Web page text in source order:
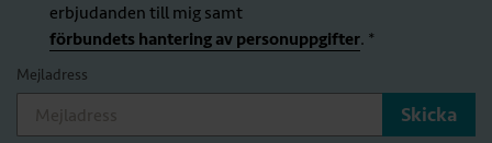
erbjudanden till mig samt
förbundets hantering av personuppgifter. *
Mejladress